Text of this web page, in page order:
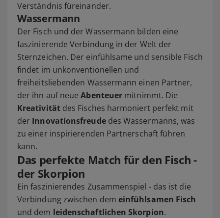
Verständnis füreinander.
Wassermann
Der Fisch und der Wassermann bilden eine
faszinierende Verbindung in der Welt der
Sternzeichen. Der einfühlsame und sensible Fisch
findet im unkonventionellen und
freiheitsliebenden Wassermann einen Partner,
der ihn auf neueAbenteuer mitnimmt. Die
Kreativitätdes Fisches harmoniert perfekt mit
der Innovationsfreudedes Wassermanns, was
zu einer inspirierenden Partnerschaft führen
kann.
Das perfekte Match für den Fisch -
der Skorpion
Ein faszinierendes Zusammenspiel - das ist die
Verbindung zwischen dem einfühlsamen Fisch
und dem leidenschaftlichen Skorpion.